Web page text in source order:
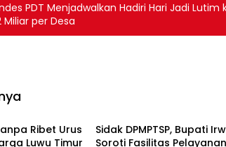
PDT Menjadwalkan Hadiri Hari Jadi Lutim
Miliar per Desa
Ribet Urus
Luwu Timur
Sidak DPMPTSP, Bupati
Soroti Fasilitas Pelayanan